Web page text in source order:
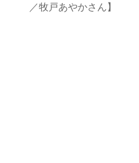
／牧戸あやかさん】